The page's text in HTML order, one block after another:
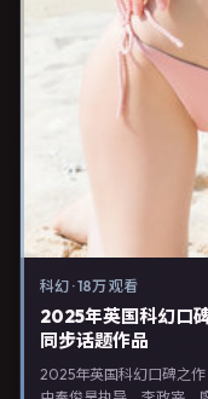
科幻 ·18万 观看
2025年英国科幻口
同步话题作品
2025年英国科幻口碑之